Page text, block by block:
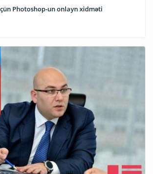
Photoshop-un onlayn xidməti